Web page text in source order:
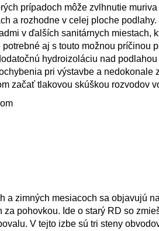
prípadoch môže zvlhnutie
a rozhodne v celej ploche
v ďalších sanitárnych miestach,
aj s touto možnou príčinou
hydroizoláciu nad
pri výstavbe a nedokonale
začať tlakovou skúškou rozvodov
a zimných mesiacoch sa objavujú
za pohovkou. Ide o starý RD so
V tejto izbe sú tri steny